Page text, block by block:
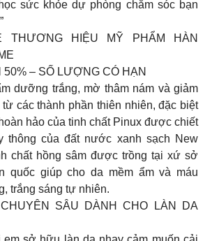
sức khỏe dự phòng chăm sóc bạn
THƯƠNG HIỆU MỸ PHẨM HÀN
– SỐ LƯỢNG CÓ HẠN
dưỡng trắng, mờ thâm nám và giảm
các thành phần thiên nhiên, đặc biệt
hảo của tinh chất Pinux được chiết
thông của đất nước xanh sạch New
chất hồng sâm được trồng tại xứ sở
quốc giúp cho da mềm ẩm và máu
trắng sáng tự nhiên.
SÂU DÀNH CHO LÀN DA